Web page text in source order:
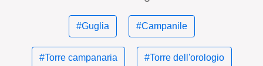
#Guglia #Campanile
#Torre campanaria #Torre dell'orologio